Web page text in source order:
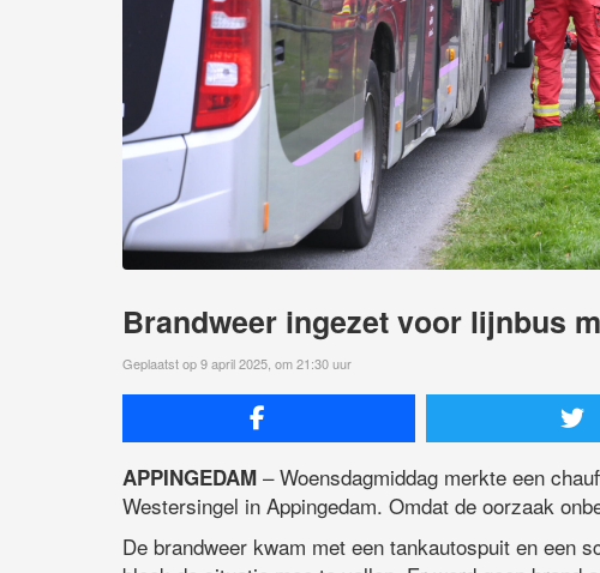
Brandweer ingezet voor lijnbus
Geplaatst op 9 april 2025, om 21:30 uur
APPINGEDAM – Woensdagmiddag merkte een
Westersingel in Appingedam. Omdat de oorzaak
De brandweer kwam met een tankautospuit en een